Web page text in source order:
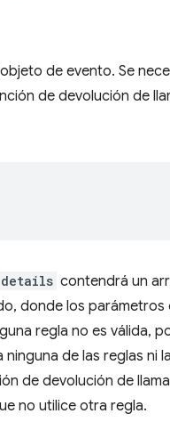
de evento. Se
de devolución de
details contendrá un
donde los parámetros
regla no es válida,
de las reglas ni
de devolución de
no utilice otra regla.